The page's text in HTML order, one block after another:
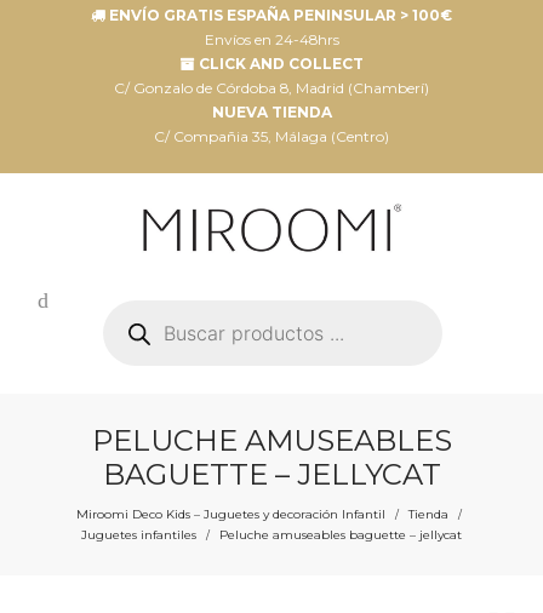
ENVÍO GRATIS ESPAÑA PENINSULAR > 100€
Envíos en 24-48hrs
CLICK AND COLLECT
C/ Gonzalo de Córdoba 8, Madrid (Chamberí)
NUEVA TIENDA
C/ Compañia 35, Málaga (Centro)
productos
PELUCHE AMUSEABLES
BAGUETTE – JELLYCAT
Miroomi Deco Kids – Juguetes y decoración Infantil / Tienda /
Juguetes infantiles / Peluche amuseables baguette – jellycat